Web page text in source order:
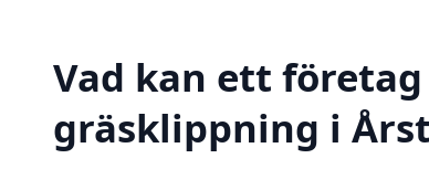
Vad kan ett
gräsklippning i